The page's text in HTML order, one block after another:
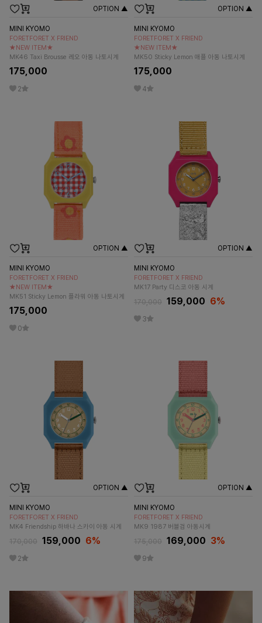
OPTION ▲
MINI KYOMO
FORETFORET X FRIEND
★NEW ITEM★
MK46 Taxi Brousse 레오 아동 나토시계
175,000
2
OPTION ▲
MINI KYOMO
FORETFORET X FRIEND
★NEW ITEM★
MK50 Sticky Lemon 애플 아동 나토시계
175,000
4
OPTION ▲
MINI KYOMO
FORETFORET X FRIEND
★NEW ITEM★
MK51 Sticky Lemon 플라워 아동 나토시계
175,000
0
OPTION ▲
MINI KYOMO
FORETFORET X FRIEND
MK17 Party 디스코 아동 시계
170,000 159,000 6%
3
OPTION ▲
MINI KYOMO
FORETFORET X FRIEND
MK4 Friendship 하바나 스카이 아동 시계
170,000 159,000 6%
2
OPTION ▲
MINI KYOMO
FORETFORET X FRIEND
MK9 1987 버블검 아동시계
175,000 169,000 3%
9